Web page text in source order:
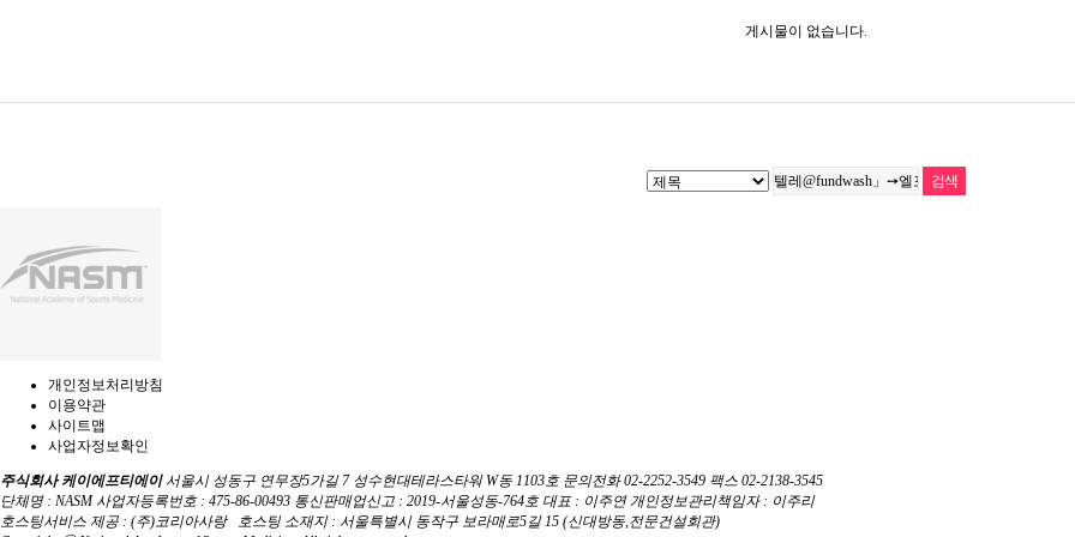
게시물이 없습니다.
개인정보처리방침
이용약관
사이트맵
사업자정보확인
주식회사 케이에프티에이서울시 성동구 연무장5가길 7 성수현대테라스타워 W동 1103호 문의전화 02-2252-3549 팩스 02-2138-3545
단체명 : NASM 사업자등록번호 : 475-86-00493 통신판매업신고 : 2019-서울성동-764호 대표 : 이주연 개인정보관리책임자 : 이주리
호스팅서비스 제공 : (주)코리아사랑 호스팅 소재지 : 서울특별시 동작구 보라매로5길 15 (신대방동,전문건설회관)